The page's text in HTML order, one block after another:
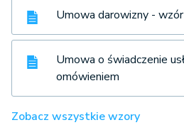
Umowa darowizny -
Umowa o świadczenie
omówieniem
Zobacz wszystkie wzory